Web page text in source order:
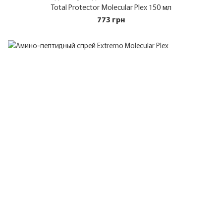
Total Protector Molecular Plex 150 мл
773 грн